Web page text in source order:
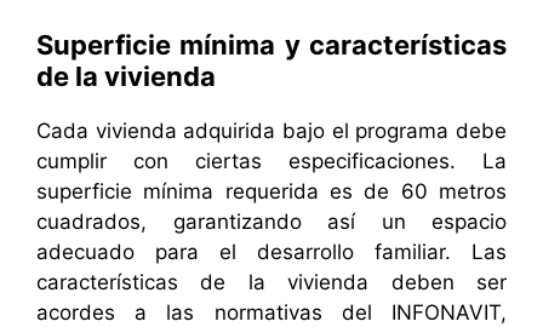
Superficie mínima y características
de la vivienda
Cada vivienda adquirida bajo el programa debe
cumplir con ciertas especificaciones. La
superficie mínima requerida es de 60 metros
cuadrados, garantizando así un espacio
adecuado para el desarrollo familiar. Las
características de la vivienda deben ser
acordes a las normativas del INFONAVIT,